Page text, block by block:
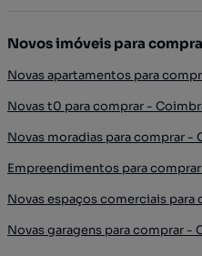
Novos imóveis para
Novas apartamentos para
Novas t0 para comprar -
Novas moradias para comprar -
Empreendimentos para
Novas espaços comerciais
Novas garagens para comprar -